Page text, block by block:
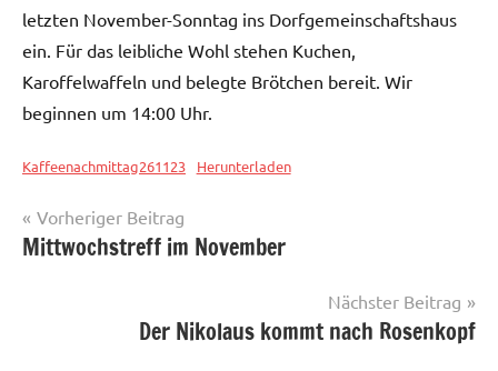
letzten November-Sonntag ins Dorfgemeinschaftshaus
ein. Für das leibliche Wohl stehen Kuchen,
Karoffelwaffeln und belegte Brötchen bereit. Wir
beginnen um 14:00 Uhr.
Kaffeenachmittag261123 Herunterladen
Veranstaltungen
Beitragsnavigation
Vorheriger Beitrag
Mittwochstreff im November
Nächster Beitrag
Der Nikolaus kommt nach Rosenkopf